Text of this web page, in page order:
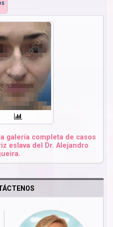
galería completa de casos
eslava del Dr. Alejandro